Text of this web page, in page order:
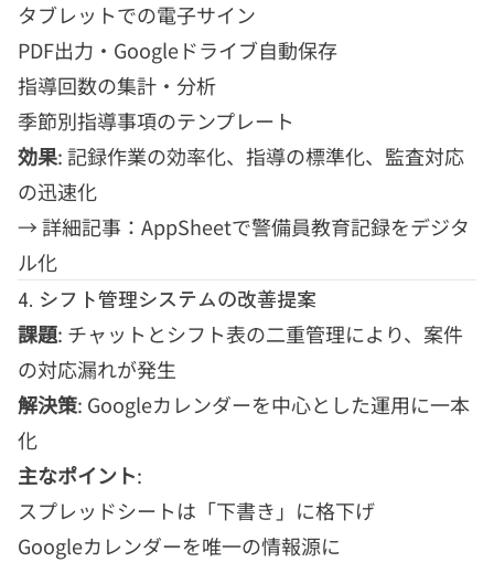
タブレットでの電子サイン
PDF出力・Googleドライブ自動保存
指導回数の集計・分析
季節別指導事項のテンプレート
効果: 記録作業の効率化、指導の標準化、監査対応
の迅速化
→詳細記事：AppSheetで警備員教育記録をデジタ
ル化
4. シフト管理システムの改善提案
課題: チャットとシフト表の二重管理により、案件
の対応漏れが発生
解決策: Googleカレンダーを中心とした運用に一本
化
主なポイント:
スプレッドシートは「下書き」に格下げ
Googleカレンダーを唯一の情報源に